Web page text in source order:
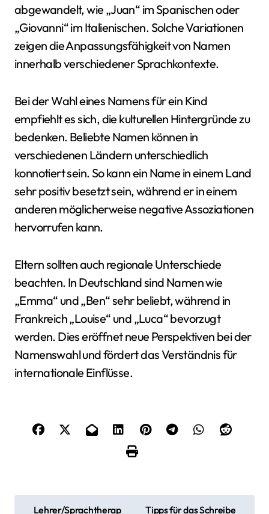
abgewandelt, wie „Juan“ im Spanischen oder
„Giovanni“ im Italienischen. Solche Variationen
zeigen die Anpassungsfähigkeit von Namen
innerhalb verschiedener Sprachkontexte.
Bei der Wahl eines Namens für ein Kind
empfiehlt es sich, die kulturellen Hintergründe zu
bedenken. Beliebte Namen können in
verschiedenen Ländern unterschiedlich
konnotiert sein. So kann ein Name in einem Land
sehr positiv besetzt sein, während er in einem
anderen möglicherweise negative Assoziationen
hervorrufen kann.
Eltern sollten auch regionale Unterschiede
beachten. In Deutschland sind Namen wie
„Emma“ und „Ben“ sehr beliebt, während in
Frankreich „Louise“ und „Luca“ bevorzugt
werden. Dies eröffnet neue Perspektiven bei der
Namenswahl und fördert das Verständnis für
internationale Einflüsse.
Lehrer/Sprachtherap
Tipps für das Schreibe